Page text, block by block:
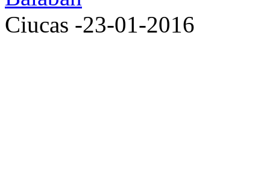
Ciucas -23-01-2016